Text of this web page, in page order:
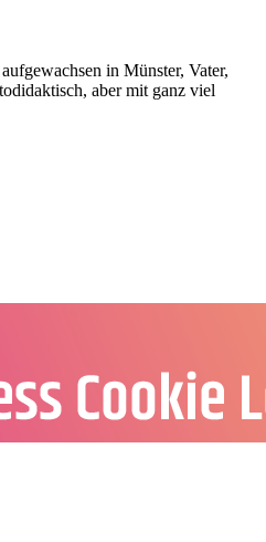
in Münster, Vater,
aber mit ganz viel